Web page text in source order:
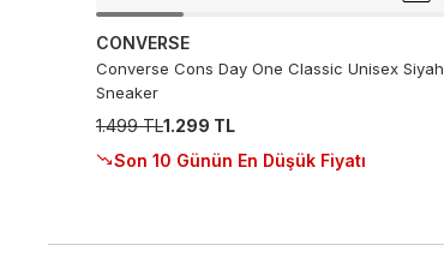
CONVERSE
Converse Cons Day One Classic Unisex Siyah
Sneaker
1.499 TL1.299 TL
Son 10 Günün En Düşük Fiyatı